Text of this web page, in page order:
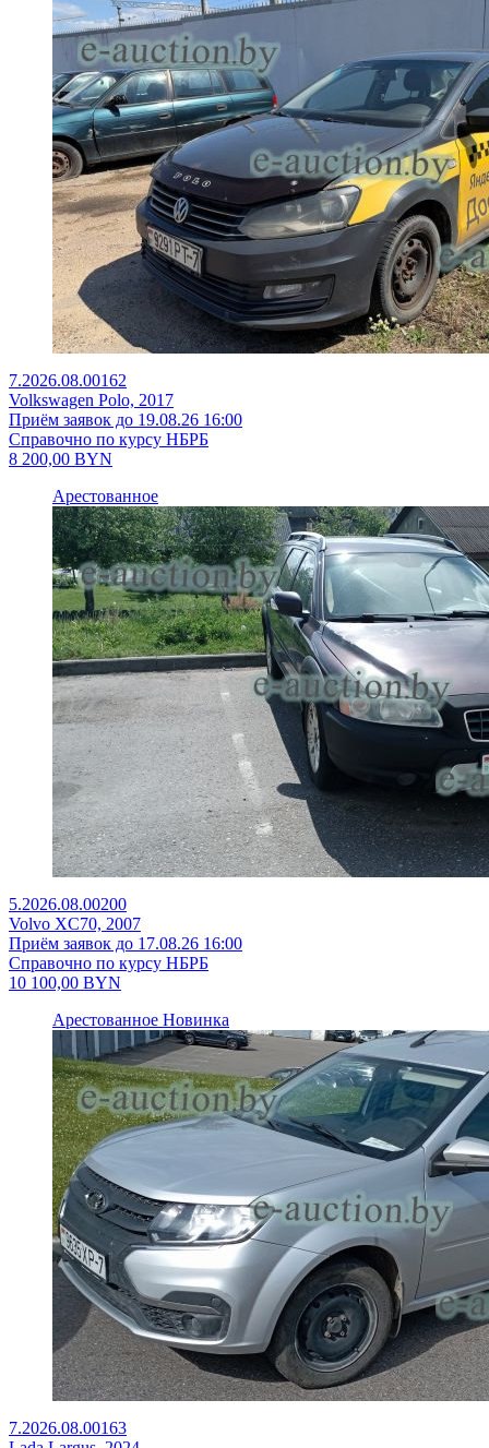
7.2026.08.00162
Volkswagen Polo, 2017
Приём заявок до 19.08.26 16:00
Справочно по курсу НБРБ
8 200,00 BYN
Арестованное
5.2026.08.00200
Volvo XC70, 2007
Приём заявок до 17.08.26 16:00
Справочно по курсу НБРБ
10 100,00 BYN
Арестованное Новинка
7.2026.08.00163